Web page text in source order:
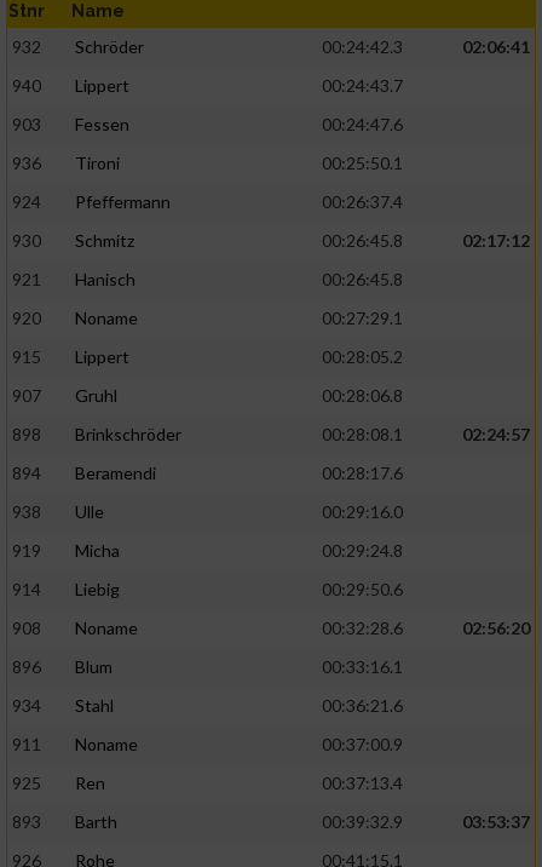
Stnr Name
932 Schröder 00:24:42.3
02:06:41
940
Lippert
00:24:43.7
903
Fessen
00:24:47.6
936
Tironi
00:25:50.1
924
Pfeffermann
00:26:37.4
930
Schmitz 00:26:45.8
02:17:12
921
Hanisch
00:26:45.8
920
Noname
00:27:29.1
915
Lippert
00:28:05.2
907
Gruhl
00:28:06.8
898
Brinkschröder 00:28:08.1
02:24:57
894
Beramendi
00:28:17.6
938
Ulle
00:29:16.0
919
Micha
00:29:24.8
914
Liebig
00:29:50.6
908
Noname 00:32:28.6
02:56:20
896
Blum
00:33:16.1
934
Stahl
00:36:21.6
911
Noname
00:37:00.9
925
Ren
00:37:13.4
893
Barth 00:39:32.9
03:53:37
926
Rohe 00:41:15.1